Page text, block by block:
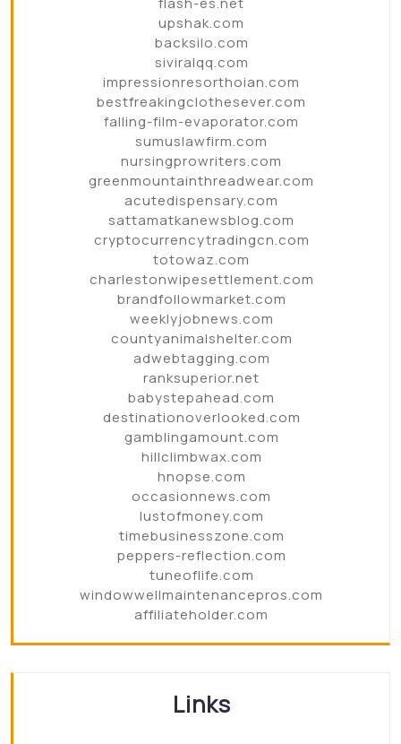
upshak.com
backsilo.com
siviralqq.com
impressionresorthoian.com
bestfreakingclothesever.com
falling-film-evaporator.com
sumuslawfirm.com
nursingprowriters.com
greenmountainthreadwear.com
acutedispensary.com
sattamatkanewsblog.com
cryptocurrencytradingcn.com
totowaz.com
charlestonwipesettlement.com
brandfollowmarket.com
weeklyjobnews.com
countyanimalshelter.com
adwebtagging.com
ranksuperior.net
babystepahead.com
destinationoverlooked.com
gamblingamount.com
hillclimbwax.com
hnopse.com
occasionnews.com
lustofmoney.com
timebusinesszone.com
peppers-reflection.com
tuneoflife.com
windowwellmaintenancepros.com
affiliateholder.com
Links